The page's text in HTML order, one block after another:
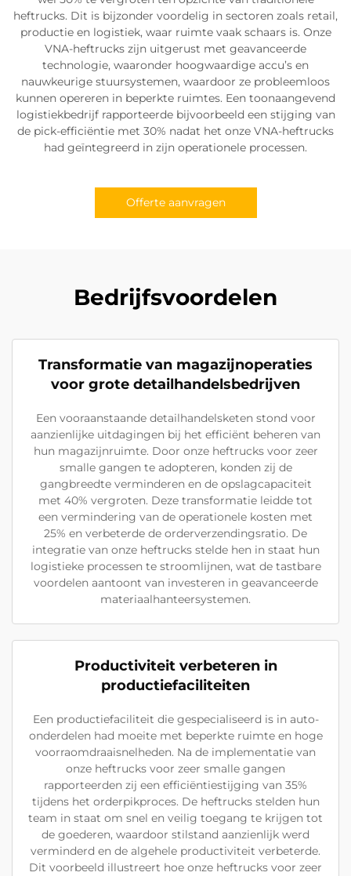
heftrucks. Dit is bijzonder voordelig in sectoren zoals retail,
productie en logistiek, waar ruimte vaak schaars is. Onze
VNA-heftrucks zijn uitgerust met geavanceerde
technologie, waaronder hoogwaardige accu’s en
nauwkeurige stuursystemen, waardoor ze probleemloos
kunnen opereren in beperkte ruimtes. Een toonaangevend
logistiekbedrijf rapporteerde bijvoorbeeld een stijging van
de pick-efficiëntie met 30% nadat het onze VNA-heftrucks
had geïntegreerd in zijn operationele processen.
Offerte aanvragen
Bedrijfsvoordelen
Transformatie van magazijnoperaties
voor grote detailhandelsbedrijven
Een vooraanstaande detailhandelsketen stond voor
aanzienlijke uitdagingen bij het efficiënt beheren van
hun magazijnruimte. Door onze heftrucks voor zeer
smalle gangen te adopteren, konden zij de
gangbreedte verminderen en de opslagcapaciteit
met 40% vergroten. Deze transformatie leidde tot
een vermindering van de operationele kosten met
25% en verbeterde de orderverzendingsratio. De
integratie van onze heftrucks stelde hen in staat hun
logistieke processen te stroomlijnen, wat de tastbare
voordelen aantoont van investeren in geavanceerde
materiaalhanteersystemen.
Productiviteit verbeteren in
productiefaciliteiten
Een productiefaciliteit die gespecialiseerd is in auto-
onderdelen had moeite met beperkte ruimte en hoge
voorraomdraaisnelheden. Na de implementatie van
onze heftrucks voor zeer smalle gangen
rapporteerden zij een efficiëntiestijging van 35%
tijdens het orderpikproces. De heftrucks stelden hun
team in staat om snel en veilig toegang te krijgen tot
de goederen, waardoor stilstand aanzienlijk werd
verminderd en de algehele productiviteit verbeterde.
Dit voorbeeld illustreert hoe onze heftrucks voor zeer